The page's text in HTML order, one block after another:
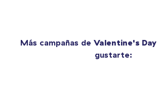
Más campañas de Valentine's Day
gustarte: